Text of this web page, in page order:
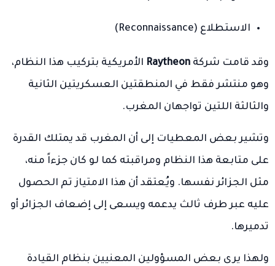
الاستطلاع (Reconnaissance)
وقد قامت شركة Raytheon الأمريكية بتركيب هذا النظام،
وهو منتشر فقط في المنطقتين العسكريتين الثانية
والثالثة اللتين تواجهان المغرب.
وتشير بعض المعطيات إلى أن المغرب قد يمتلك القدرة
على متابعة هذا النظام ومراقبته كما لو كان جزءاً منه،
مثل الجزائر نفسها. ويُعتقد أن هذا الامتياز تم الحصول
عليه عبر طرف ثالث يدعمه ويسعى إلى إضعاف الجزائر أو
تدميرها.
ولهذا يرى بعض المسؤولين المعنيين بنظام القيادة